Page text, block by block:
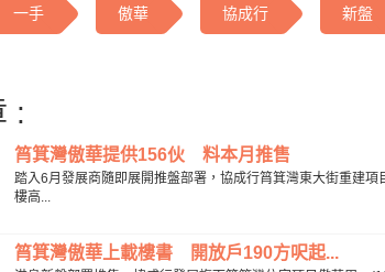
一手 傲華 協成行 新盤
:
筲箕灣傲華提供156伙 料本月推售
踏入6月發展商隨即展開推盤部署，協成行筲箕灣東大街重建
樓高...
筲箕灣傲華上載樓書 開放戶190方呎起...